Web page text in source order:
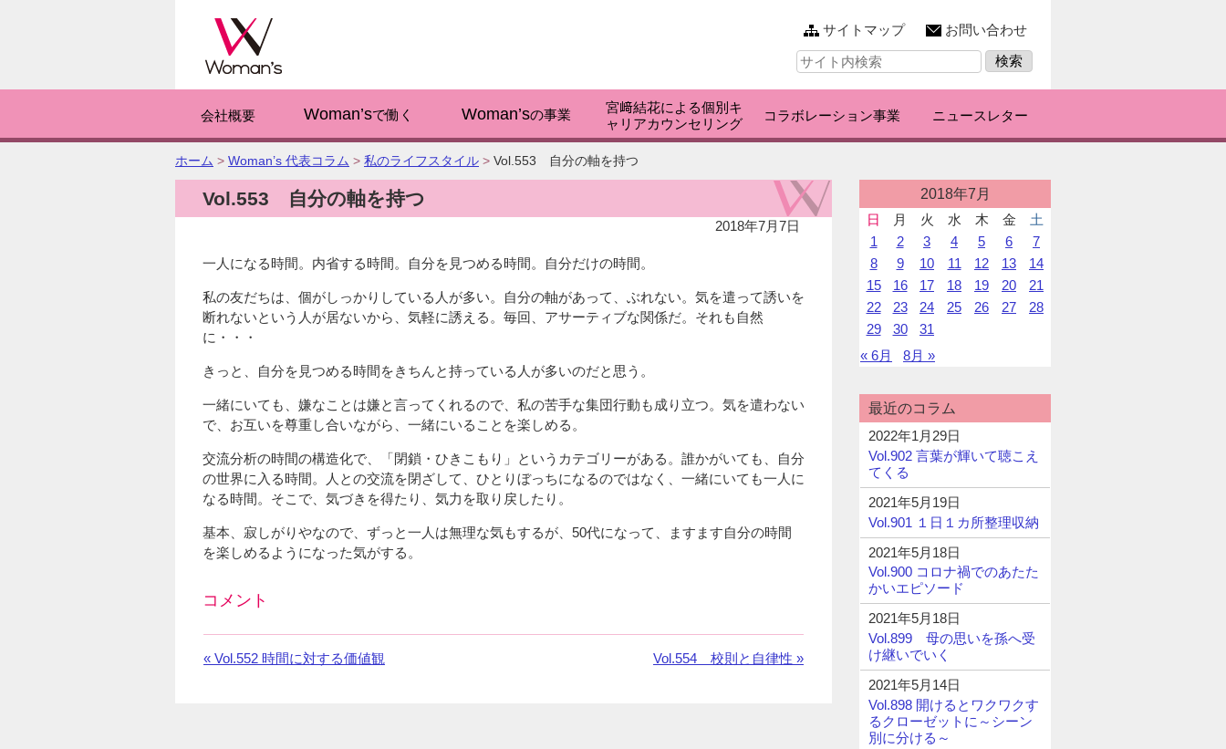
サイトマップ
お問い合わせ
サ
イ
検
索:
会社概要 Woman’sで働く Woman’sの事業
宮﨑結花による個別キ
ャリアカウンセリング
コラボレーション事業 ニュースレター
こ
の
ー
ホーム > Woman’s 代表コラム > 私のライフスタイル > Vol.553 自分の軸を持つ
Vol.553 自分の軸を持つ
2018年7月7日
一人になる時間。内省する時間。自分を見つめる時間。自分だけの時間。
私の友だちは、個がしっかりしている人が多い。自分の軸があって、ぶれない。気を遣って誘いを
断れないという人が居ないから、気軽に誘える。毎回、アサーティブな関係だ。それも自然
に・・・
きっと、自分を見つめる時間をきちんと持っている人が多いのだと思う。
一緒にいても、嫌なことは嫌と言ってくれるので、私の苦手な集団行動も成り立つ。気を遣わない
で、お互いを尊重し合いながら、一緒にいることを楽しめる。
交流分析の時間の構造化で、「閉鎖・ひきこもり」というカテゴリーがある。誰かがいても、自分
の世界に入る時間。人との交流を閉ざして、ひとりぼっちになるのではなく、一緒にいても一人に
なる時間。そこで、気づきを得たり、気力を取り戻したり。
基本、寂しがりやなので、ずっと一人は無理な気もするが、50代になって、ますます自分の時間
を楽しめるようになった気がする。
コメント
コ
« 前
Vol.552 時間に対する価値観
次
Vol.554 校則と自律性 »
稿
カ
レ
ン
ダ
2018年7月
日
月 火 水 木 金
土
1
2 3 4 5 6
7
8
9 10 11 12 13
14
15
16 17 18 19 20
21
22
23 24 25 26 27
28
29
30
31
« 6月
8月 »
最近のコラム
2022年1月29日
Vol.902 言葉が輝いて聴こえ
てくる
2021年5月19日
Vol.901 １日１カ所整理収納
2021年5月18日
Vol.900 コロナ禍でのあたた
かいエピソード
2021年5月18日
Vol.899 母の思いを孫へ受
け継いでいく
2021年5月14日
Vol.898 開けるとワクワクす
るクローゼットに～シーン
別に分ける～